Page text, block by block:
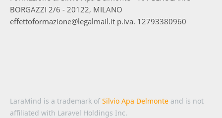
BORGAZZI 2/6 - 20122, MILANO
effettoformazione@legalmail.it p.iva. 12793380960
LaraMind is a trademark of Silvio Apa Delmonte and is not
affiliated with Laravel Holdings Inc.